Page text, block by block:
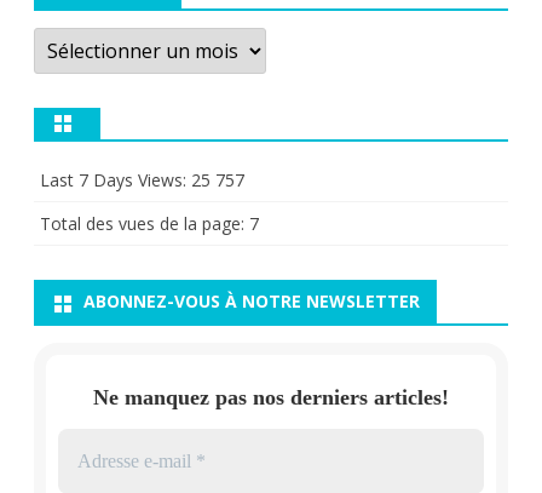
Archives
Last 7 Days Views: 25 757
Total des vues de la page: 7
ABONNEZ-VOUS À NOTRE NEWSLETTER
Ne manquez pas nos derniers articles!